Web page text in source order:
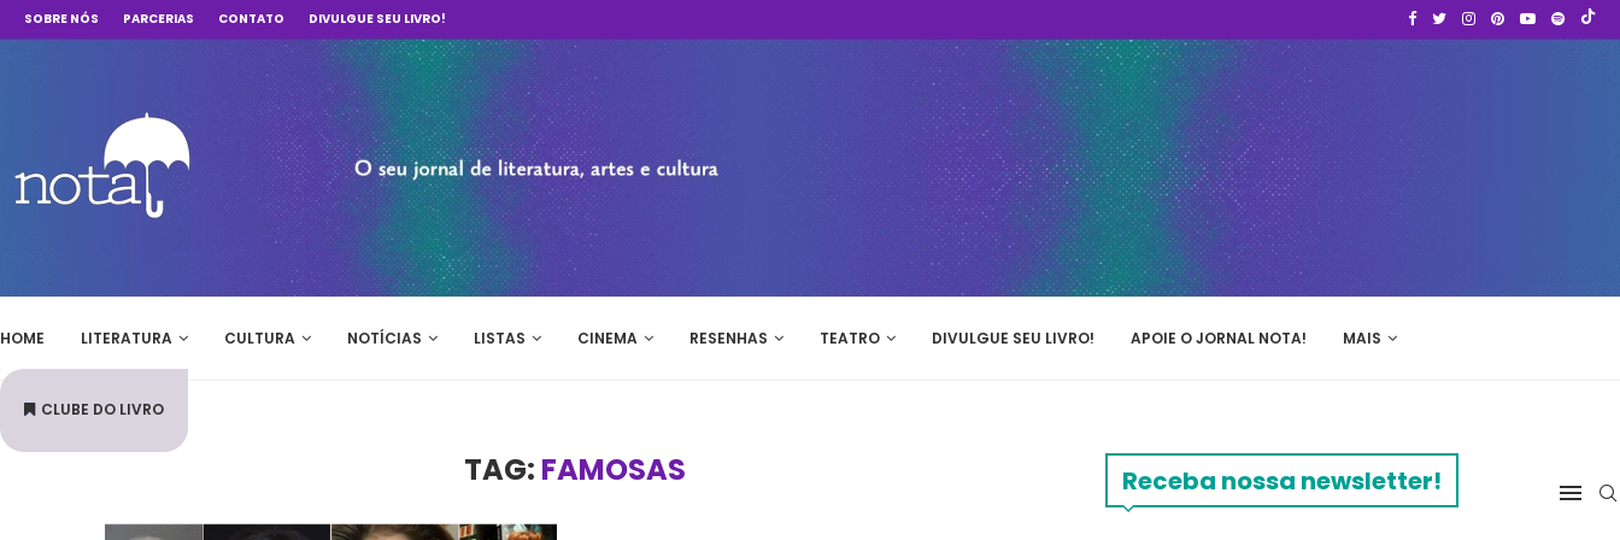
SOBRE NÓS PARCERIAS CONTATO DIVULGUE SEU LIVRO!
HOME LITERATURA CULTURA NOTÍCIAS LISTAS CINEMA RESENHAS TEATRO DIVULGUE SEU LIVRO! APOIE O JORNAL NOTA! MAIS
CLUBE DO LIVRO
TAG: FAMOSAS Receba nossa newsletter!